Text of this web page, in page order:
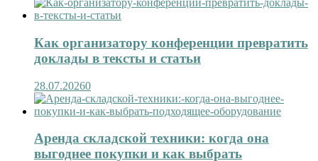
Как организатору конференции превратить
доклады в тексты и статьи
28.07.20260
Аренда складской техники: когда она
выгоднее покупки и как выбрать